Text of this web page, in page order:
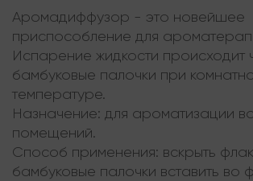
Аромадиффузор - это новейшее
приспособление для
Испарение жидкости происходит
бамбуковые палочки при
температуре.
Назначение: для ароматизации
помещений.
Способ применения: вскрыть
бамбуковые палочки вставить во